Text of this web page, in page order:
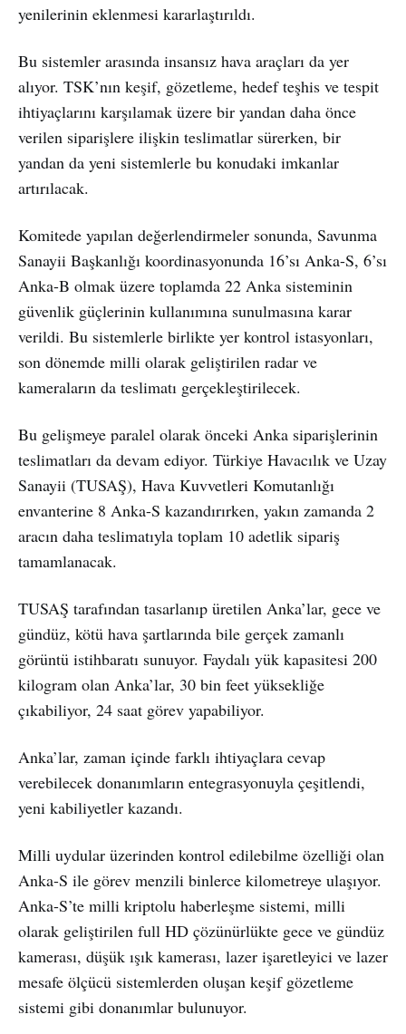
yenilerinin eklenmesi kararlaştırıldı.
Bu sistemler arasında insansız hava araçları da yer
alıyor. TSK’nın keşif, gözetleme, hedef teşhis ve tespit
ihtiyaçlarını karşılamak üzere bir yandan daha önce
verilen siparişlere ilişkin teslimatlar sürerken, bir
yandan da yeni sistemlerle bu konudaki imkanlar
artırılacak.
Komitede yapılan değerlendirmeler sonunda, Savunma
Sanayii Başkanlığı koordinasyonunda 16’sı Anka-S, 6’sı
Anka-B olmak üzere toplamda 22 Anka sisteminin
güvenlik güçlerinin kullanımına sunulmasına karar
verildi. Bu sistemlerle birlikte yer kontrol istasyonları,
son dönemde milli olarak geliştirilen radar ve
kameraların da teslimatı gerçekleştirilecek.
Bu gelişmeye paralel olarak önceki Anka siparişlerinin
teslimatları da devam ediyor. Türkiye Havacılık ve Uzay
Sanayii (TUSAŞ), Hava Kuvvetleri Komutanlığı
envanterine 8 Anka-S kazandırırken, yakın zamanda 2
aracın daha teslimatıyla toplam 10 adetlik sipariş
tamamlanacak.
TUSAŞ tarafından tasarlanıp üretilen Anka’lar, gece ve
gündüz, kötü hava şartlarında bile gerçek zamanlı
görüntü istihbaratı sunuyor. Faydalı yük kapasitesi 200
kilogram olan Anka’lar, 30 bin feet yüksekliğe
çıkabiliyor, 24 saat görev yapabiliyor.
Anka’lar, zaman içinde farklı ihtiyaçlara cevap
verebilecek donanımların entegrasyonuyla çeşitlendi,
yeni kabiliyetler kazandı.
Milli uydular üzerinden kontrol edilebilme özelliği olan
Anka-S ile görev menzili binlerce kilometreye ulaşıyor.
Anka-S’te milli kriptolu haberleşme sistemi, milli
olarak geliştirilen full HD çözünürlükte gece ve gündüz
kamerası, düşük ışık kamerası, lazer işaretleyici ve lazer
mesafe ölçücü sistemlerden oluşan keşif gözetleme
sistemi gibi donanımlar bulunuyor.